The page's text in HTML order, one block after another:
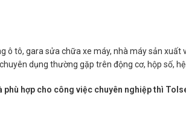
tô, gara sửa chữa xe máy, nhà máy sản xuất
dụng thường gặp trên động cơ, hộp số,
hợp cho công việc chuyên nghiệp thì